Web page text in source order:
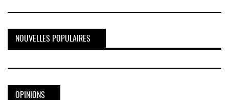
NOUVELLES POPULAIRES
OPINIONS